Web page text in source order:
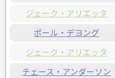
ジェーク・アリエッタ
ポール・デヨング
ジェーク・アリエッタ
チェース・アンダーソン